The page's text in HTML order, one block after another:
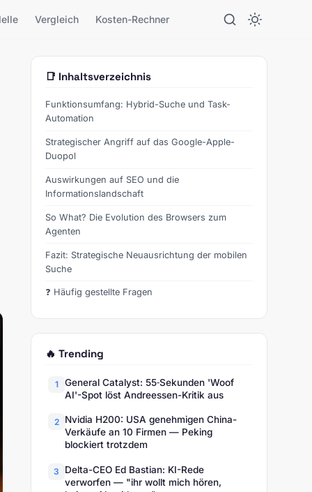
Vergleich Kosten-Rechner
📑 Inhaltsverzeichnis
Funktionsumfang: Hybrid-Suche und Task-
Automation
Strategischer Angriff auf das Google-Apple-
Duopol
Auswirkungen auf SEO und die
Informationslandschaft
So What? Die Evolution des Browsers zum
Agenten
Fazit: Strategische Neuausrichtung der mobilen
Suche
❓ Häufig gestellte Fragen
🔥 Trending
1
General Catalyst: 55‑Sekunden 'Woof
AI'-Spot löst Andreessen-Kritik aus
2
Nvidia H200: USA genehmigen China-
Verkäufe an 10 Firmen — Peking
blockiert trotzdem
3
Delta-CEO Ed Bastian: KI-Rede
verworfen — "ihr wollt mich hören,